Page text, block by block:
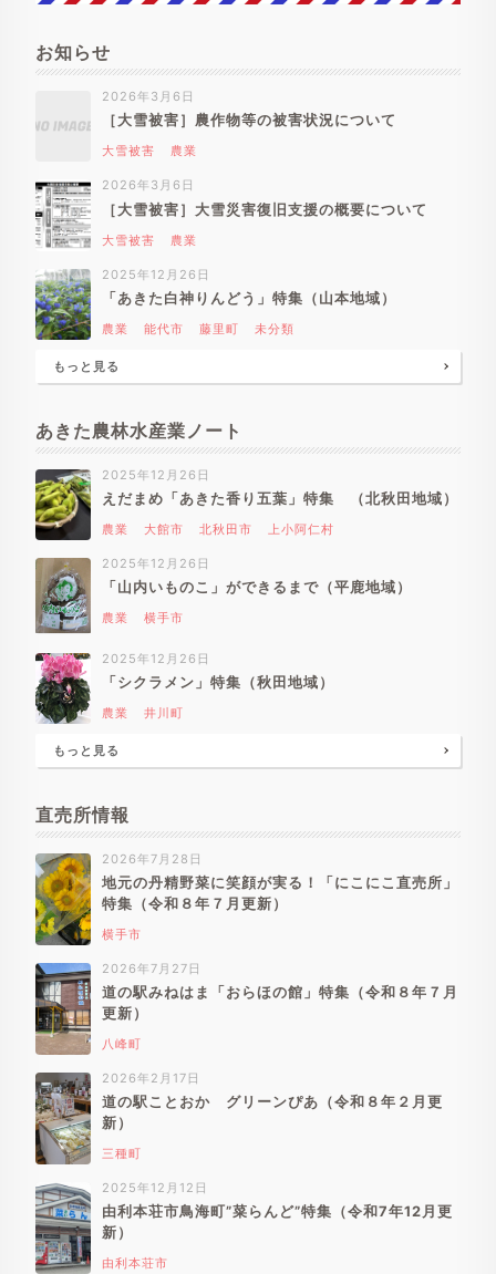
お知らせ
2026年3月6日
［大雪被害］農作物等の被害状況について
大雪被害 農業
2026年3月6日
［大雪被害］大雪災害復旧支援の概要について
大雪被害 農業
2025年12月26日
「あきた白神りんどう」特集（山本地域）
農業 能代市 藤里町 未分類
もっと見る
あきた農林水産業ノート
2025年12月26日
えだまめ「あきた香り五葉」特集 （北秋田地域）
農業 大館市 北秋田市 上小阿仁村
2025年12月26日
「山内いものこ」ができるまで（平鹿地域）
農業 横手市
2025年12月26日
「シクラメン」特集（秋田地域）
農業 井川町
もっと見る
直売所情報
2026年7月28日
地元の丹精野菜に笑顔が実る！「にこにこ直売所」
特集（令和８年７月更新）
横手市
2026年7月27日
道の駅みねはま「おらほの館」特集（令和８年７月
更新）
八峰町
2026年2月17日
道の駅ことおか グリーンぴあ（令和８年２月更
新）
三種町
2025年12月12日
由利本荘市鳥海町”菜らんど”特集（令和7年12月更
新）
由利本荘市